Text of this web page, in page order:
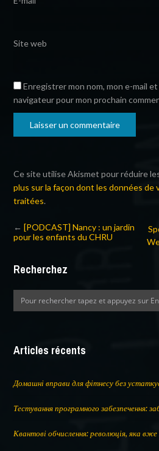
Site web
Enregistrer mon nom, mon e-mail
navigateur pour mon prochain
Ce site utilise Akismet pour réduire
plus sur la façon dont les données de
traitées.
←[PODCAST] Nancy : un jardin
pour les enfants du CHRU
Recherchez
Articles récents
Домашні вправи для фітнесу без
Тестування програмного забезпечення:
Квантові обчислення: революція, яка вже